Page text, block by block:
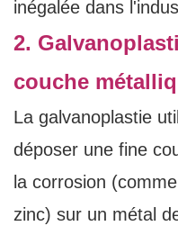
2.
couche
La galvanoplastie
déposer une fine
la corrosion
zinc) sur un métal